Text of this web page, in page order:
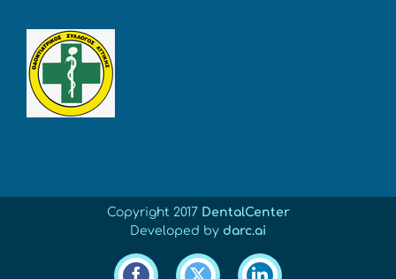
Copyright 2017 DentalCenter
Developed by darc.ai
Facebook X LinkedIn